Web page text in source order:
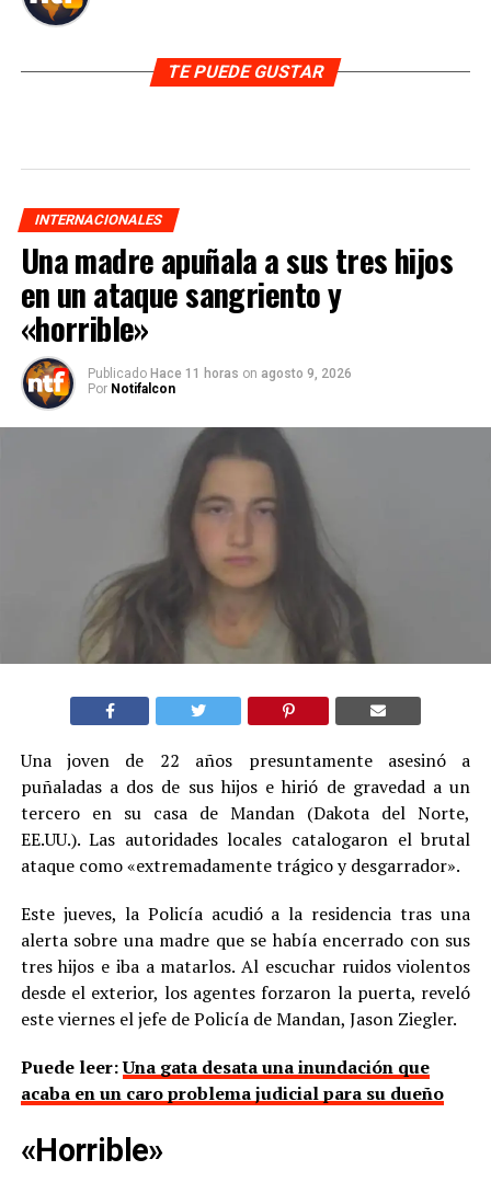
TE PUEDE GUSTAR
INTERNACIONALES
Una madre apuñala a sus tres hijos
en un ataque sangriento y
«horrible»
Publicado Hace 11 horas on agosto 9, 2026
Por Notifalcon
Una joven de 22 años presuntamente asesinó a
puñaladas a dos de sus hijos e hirió de gravedad a un
tercero en su casa de Mandan (Dakota del Norte,
EE.UU.). Las autoridades locales catalogaron el brutal
ataque como «extremadamente trágico y desgarrador».
Este jueves, la Policía acudió a la residencia tras una
alerta sobre una madre que se había encerrado con sus
tres hijos e iba a matarlos. Al escuchar ruidos violentos
desde el exterior, los agentes forzaron la puerta, reveló
este viernes el jefe de Policía de Mandan, Jason Ziegler.
Puede leer:Una gata desata una inundación que
acaba en un caro problema judicial para su dueño
«Horrible»